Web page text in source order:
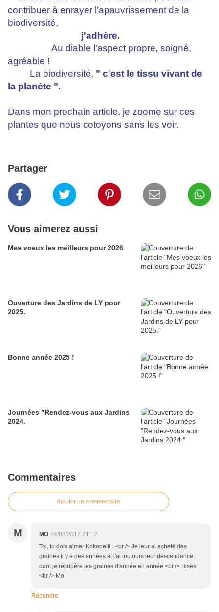
contribuer à enrayer l'apauvrissement de la
biodiversité,
j'adhère.
Au diable l'aspect propre, soigné,
agréable !
La biodiversité, " c'est le tissu vivant de
la planète ".
Dans mon prochain article, je zoome sur ces
plantes que nous cotoyons sans les voir.
Partager
Vous aimerez aussi
Mes voeux les meilleurs pour 2026
Ouverture des Jardins de LY pour
2025.
Bonne année 2025 !
Journées "Rendez-vous aux Jardins
2024.
Commentaires
Ajouter un commentaire
M MO 24/08/2012 21:12
Toi, tu dois aimer Kokopelli...<br /> Je leur ai acheté des
graines il y a des années et j'ai toujours leur descendance
dont je récupère les graines d'année en année.<br /> Bises,
<br /> Mo
Répondre